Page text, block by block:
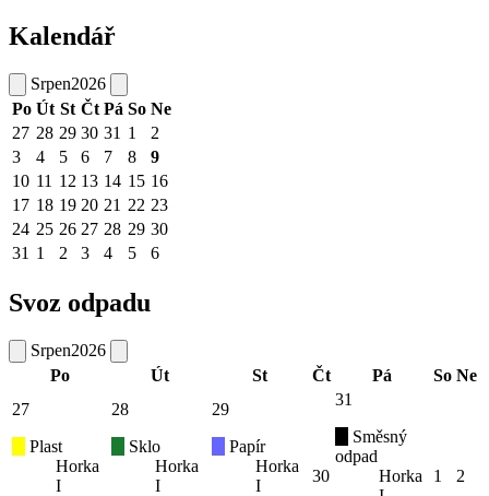
Kalendář
Srpen2026
Po Út St Čt Pá So Ne
27 28 29 30 31 1
2
3
4 5 6 7 8
9
10 11 12 13 14 15 16
17 18 19 20 21 22 23
24 25 26 27 28 29 30
31 1 2 3 4 5 6
Svoz odpadu
Srpen2026
Po
Út St Čt Pá So Ne
27
Plast
Horka
I
28
Sklo
Horka
I
29
Papír
Horka
I
30
31
Směsný
odpad
Horka
1 2